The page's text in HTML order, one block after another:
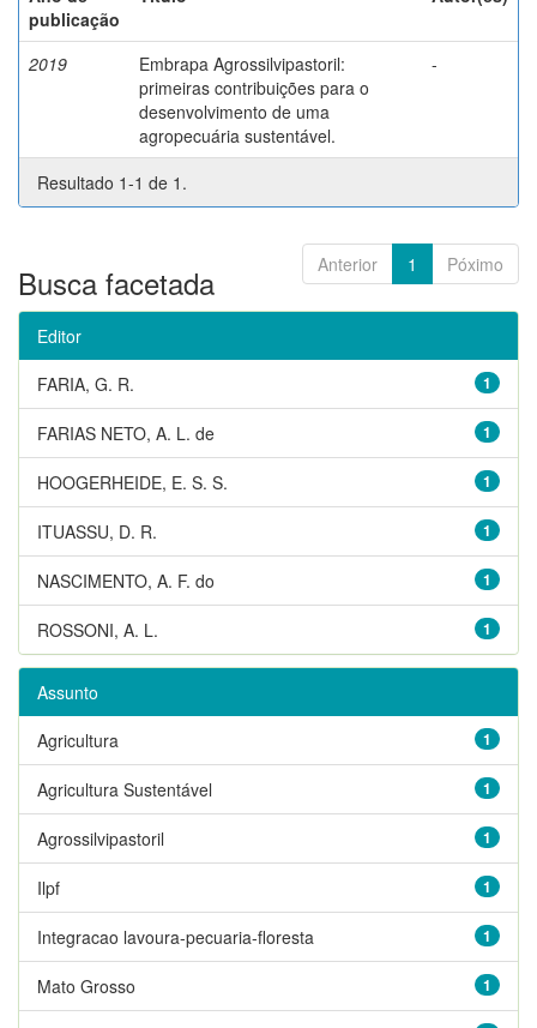
publicação
2019
Embrapa Agrossilvipastoril:
primeiras contribuições para o
desenvolvimento de uma
agropecuária sustentável.
-
Resultado 1-1 de 1.
Anterior 1 Póximo
Busca facetada
Editor
1
FARIA, G. R.
1
FARIAS NETO, A. L. de
1
HOOGERHEIDE, E. S. S.
1
ITUASSU, D. R.
1
NASCIMENTO, A. F. do
1
ROSSONI, A. L.
Assunto
1
Agricultura
1
Agricultura Sustentável
1
Agrossilvipastoril
1
Ilpf
1
Integracao lavoura-pecuaria-floresta
1
Mato Grosso